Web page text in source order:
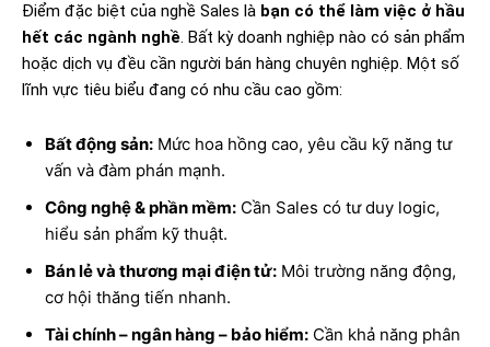
Điểm đặc biệt của nghề Sales là bạn có thể làm việc ở hầu
hết các ngành nghề. Bất kỳ doanh nghiệp nào có sản phẩm
hoặc dịch vụ đều cần người bán hàng chuyên nghiệp. Một số
lĩnh vực tiêu biểu đang có nhu cầu cao gồm:
Bất động sản: Mức hoa hồng cao, yêu cầu kỹ năng tư
vấn và đàm phán mạnh.
Công nghệ & phần mềm: Cần Sales có tư duy logic,
hiểu sản phẩm kỹ thuật.
Bán lẻ và thương mại điện tử: Môi trường năng động,
cơ hội thăng tiến nhanh.
Tài chính – ngân hàng – bảo hiểm: Cần khả năng phân